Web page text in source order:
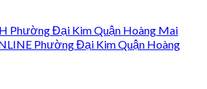
Phường Đại Kim Quận Hoàng Mai
Phường Đại Kim Quận Hoàng